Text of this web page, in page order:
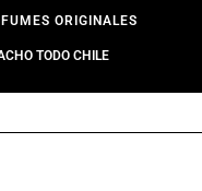
ORIGINALES
TODO CHILE